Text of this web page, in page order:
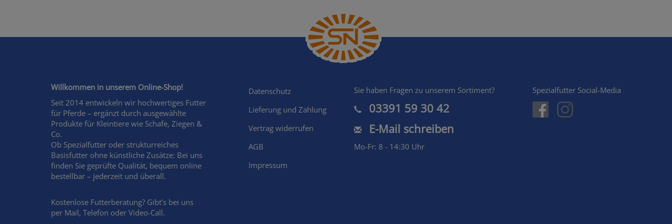
Willkommen in unserem Online-Shop!
Seit 2014 entwickeln wir hochwertiges Futter
für Pferde – ergänzt durch ausgewählte
Produkte für Kleintiere wie Schafe, Ziegen &
Co.
Ob Spezialfutter oder strukturreiches
Basisfutter ohne künstliche Zusätze: Bei uns
finden Sie geprüfte Qualität, bequem online
bestellbar – jederzeit und überall.
Kostenlose Futterberatung? Gibt’s bei uns
per Mail, Telefon oder Video-Call.
Shopmenu
Datenschutz
Lieferung und Zahlung
Vertrag widerrufen
AGB
Impressum
Sie haben Fragen zu unserem Sortiment?
03391 59 30 42
E-Mail schreiben
Mo-Fr: 8 - 14:30 Uhr
Spezialfutter Social-Media